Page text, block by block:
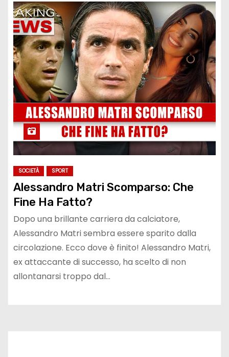
SOCIETÀ SPORT
Alessandro Matri Scomparso: Che
Fine Ha Fatto?
Dopo una brillante carriera da calciatore,
Alessandro Matri sembra essere sparito dalla
circolazione. Ecco dove è finito! Alessandro Matri,
ex attaccante di successo, ha scelto di non
allontanarsi troppo dal…